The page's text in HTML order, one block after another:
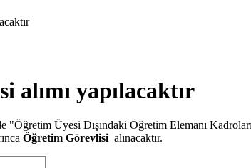
alımı yapılacaktır
"Öğretim Üyesi Dışındaki Öğretim Elemanı
Öğretim Görevlisi alınacaktır.